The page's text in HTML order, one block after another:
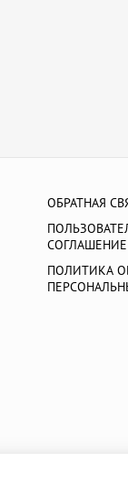
ОБРАТНАЯ
СОГЛАШЕНИЕ
ПОЛИТИКА